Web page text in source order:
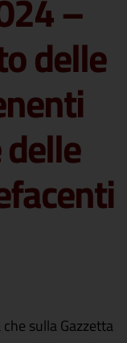
–
delle
sulla Gazzetta